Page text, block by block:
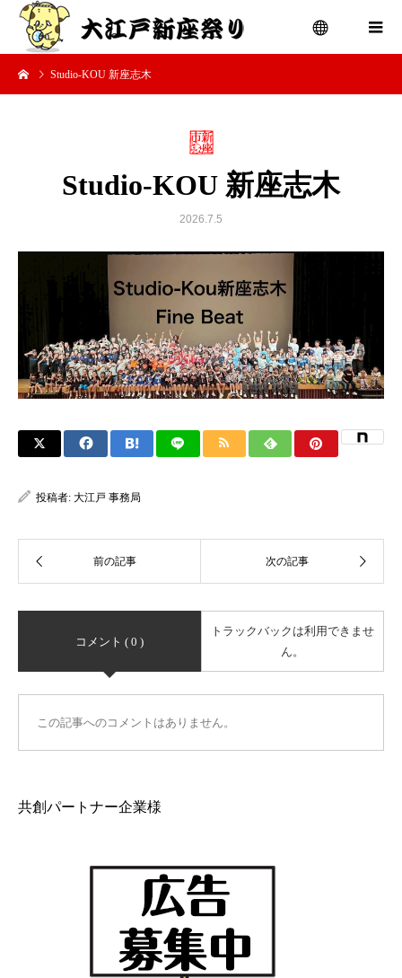
Studio-KOU 新座志木
Studio-KOU 新座志木
2026.7.5
投稿者: 大江戸 事務局
コメント ( 0 )
トラックバックは利用できませ
ん。
この記事へのコメントはありません。
共創パートナー企業様